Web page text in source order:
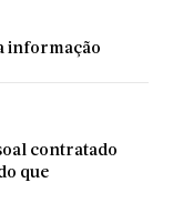
informação
contratado
que